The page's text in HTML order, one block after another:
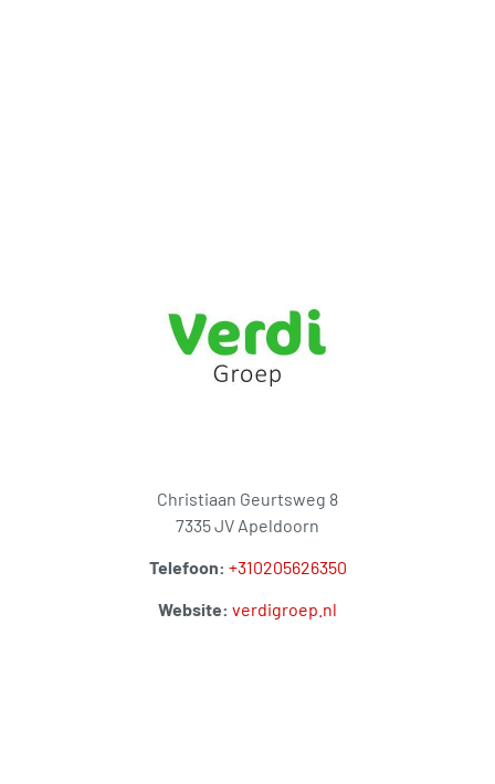
Christiaan Geurtsweg 8
7335 JV Apeldoorn
Telefoon: +310205626350
Website: verdigroep.nl